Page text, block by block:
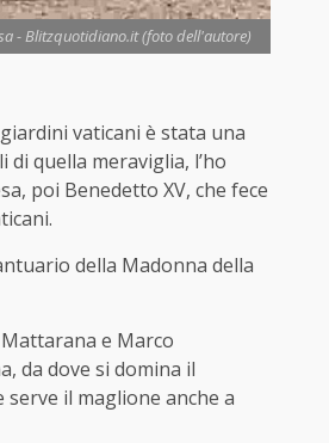
- Blitzquotidiano.it (foto dell'autore)
vaticani è stata una
quella meraviglia, l’ho
poi Benedetto XV, che fece
della Madonna della
e Marco
da dove si domina il
il maglione anche a